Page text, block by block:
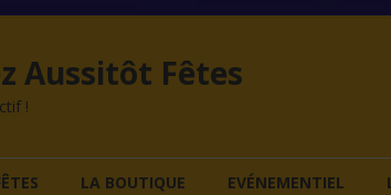
Aussitôt Fêtes
!
LA BOUTIQUE EVÉNEMENTIEL